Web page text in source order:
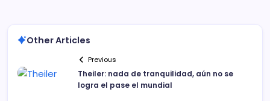
Other Articles
Previous
Theiler: nada de tranquilidad, aún no se
logra el pase el mundial